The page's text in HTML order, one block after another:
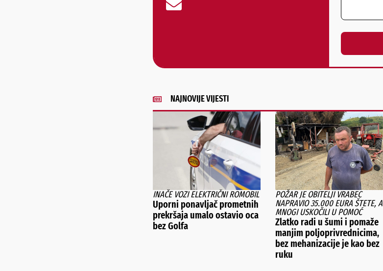
NAJNOVIJE VIJESTI
INAČE VOZI ELEKTRIČNI ROMOBIL
Uporni ponavljač prometnih
prekršaja umalo ostavio oca
bez Golfa
POŽAR JE OBITELJI VRABEC
NAPRAVIO 35.000 EURA ŠTETE, A
MNOGI USKOČILI U POMOĆ
Zlatko radi u šumi i pomaže
manjim poljoprivrednicima,
bez mehanizacije je kao bez
ruku